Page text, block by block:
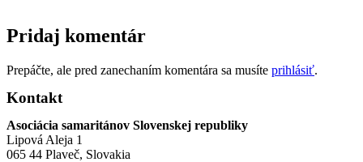
Pridaj komentár
Prepáčte, ale pred zanechaním komentára sa musíte prihlásiť.
Kontakt
Asociácia samaritánov Slovenskej republiky
Lipová Aleja 1
065 44 Plaveč, Slovakia